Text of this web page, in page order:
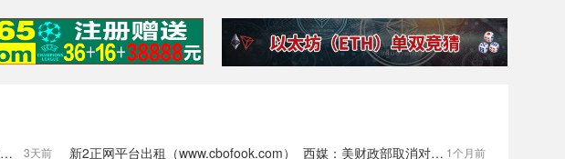
3天前 1个月前
新2正网平台出租（www.cbofook.com）_西媒：美财政部取消对委内瑞拉总统马杜罗侄子制裁